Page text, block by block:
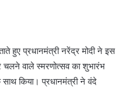
हुए प्रधानमंत्री नरेंद्र मोदी ने इस
चलने वाले स्मरणोत्सव का शुभारंभ
किया। प्रधानमंत्री ने वंदे